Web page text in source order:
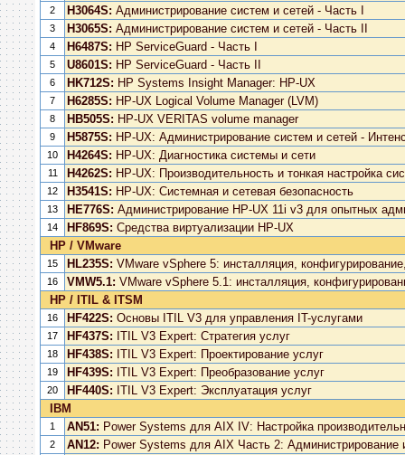
2 H3064S: Администрирование систем и сетей - Часть I
3 H3065S: Администрирование систем и сетей - Часть II
4 H6487S: HP ServiceGuard - Часть I
5 U8601S: HP ServiceGuard - Часть II
6 HK712S: HP Systems Insight Manager: HP-UX
7 H6285S: HP-UX Logical Volume Manager (LVM)
8 HB505S: HP-UX VERITAS volume manager
9 H5875S: HP-UX: Администрирование систем и сетей -
10 H4264S: HP-UX: Диагностика системы и сети
11 H4262S: HP-UX: Производительность и тонкая настройка
12 H3541S: HP-UX: Системная и сетевая безопасность
13 HE776S: Администрирование HP-UX 11i v3 для опытных
14 HF869S: Средства виртуализации HP-UX
HP / VMware
15 HL235S: VMware vSphere 5: инсталляция,
16 VMW5.1: VMware vSphere 5.1: инсталляция,
HP / ITIL & ITSM
16 HF422S: Основы ITIL V3 для управления IT-услугами
17 HF437S: ITIL V3 Expert: Стратегия услуг
18 HF438S: ITIL V3 Expert: Проектирование услуг
19 HF439S: ITIL V3 Expert: Преобразование услуг
20 HF440S: ITIL V3 Expert: Эксплуатация услуг
IBM
1 AN51: Power Systems для AIX IV: Настройка
2 AN12: Power Systems для AIX Часть 2: Администрирование